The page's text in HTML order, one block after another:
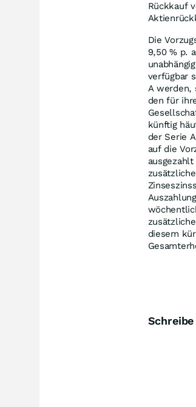
Rückkauf
Die
9,50 % p.
verfügbar
A werden,
den für
künftig
der Serie
auf die
diesem